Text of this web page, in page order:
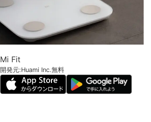
Mi Fit
開発元:Huami Inc.無料